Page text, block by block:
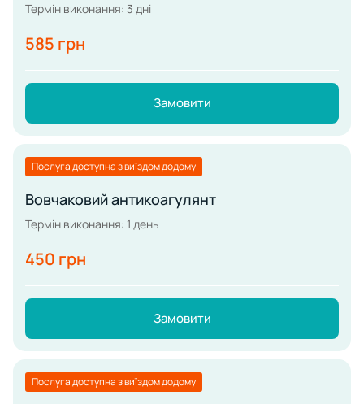
Термін виконання: 3 дні
585 грн
Замовити
Послуга доступна з виїздом додому
Вовчаковий антикоагулянт
Термін виконання: 1 день
450 грн
Замовити
Послуга доступна з виїздом додому